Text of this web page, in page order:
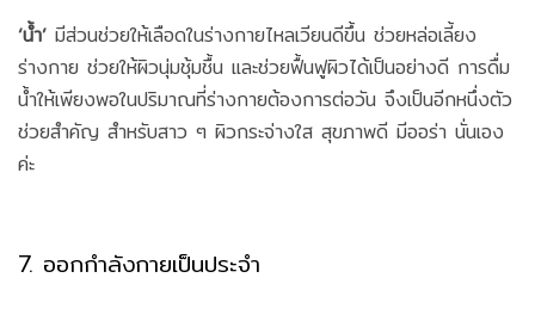
‘น้ำ’ มีส่วนช่วยให้เลือดในร่างกายไหลเวียนดีขึ้น ช่วยหล่อเลี้ยง
ร่างกาย ช่วยให้ผิวนุ่มชุ้มชื้น และช่วยฟื้นฟูผิวได้เป็นอย่างดี การดื่ม
น้ำให้เพียงพอในปริมาณที่ร่างกายต้องการต่อวัน จึงเป็นอีกหนึ่งตัว
ช่วยสำคัญ สำหรับสาว ๆ ผิวกระจ่างใส สุขภาพดี มีออร่า นั่นเอง
ค่ะ
7. ออกกำลังกายเป็นประจำ